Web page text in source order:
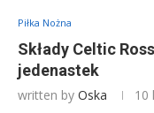
Piłka Nożna
Składy Celtic
jedenastek
written by Oska 10